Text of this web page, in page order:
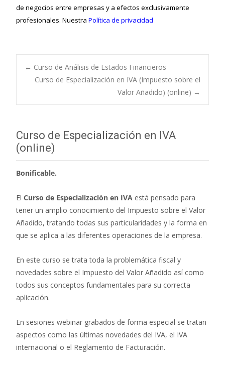
de negocios entre empresas y a efectos exclusivamente
profesionales. Nuestra Política de privacidad
Navegación de
entradas
← Curso de Análisis de Estados Financieros
Curso de Especialización en IVA (Impuesto sobre el
Valor Añadido) (online) →
Curso de Especialización en IVA
(online)
Bonificable.
El Curso de Especialización en IVA está pensado para
tener un amplio conocimiento del Impuesto sobre el Valor
Añadido, tratando todas sus particularidades y la forma en
que se aplica a las diferentes operaciones de la empresa.
En este curso se trata toda la problemática fiscal y
novedades sobre el Impuesto del Valor Añadido así como
todos sus conceptos fundamentales para su correcta
aplicación.
En sesiones webinar grabados de forma especial se tratan
aspectos como las últimas novedades del IVA, el IVA
internacional o el Reglamento de Facturación.